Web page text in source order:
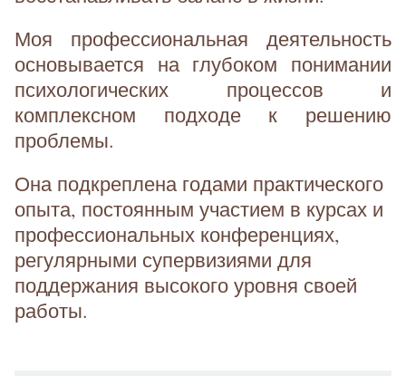
Моя профессиональная деятельность
основывается на глубоком понимании
психологических процессов и
комплексном подходе к решению
проблемы.
Она подкреплена годами практического
опыта, постоянным участием в курсах и
профессиональных конференциях,
регулярными супервизиями для
поддержания высокого уровня своей
работы.